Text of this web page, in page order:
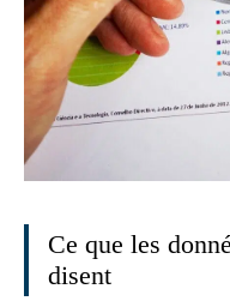
Ce que les
disent